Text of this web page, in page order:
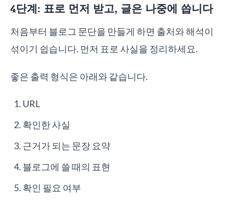
4단계: 표로 먼저 받고, 글은 나중에 씁니다
처음부터 블로그 문단을 만들게 하면 출처와 해석이
섞이기 쉽습니다. 먼저 표로 사실을 정리하세요.
좋은 출력 형식은 아래와 같습니다.
URL
확인한 사실
근거가 되는 문장 요약
블로그에 쓸 때의 표현
확인 필요 여부